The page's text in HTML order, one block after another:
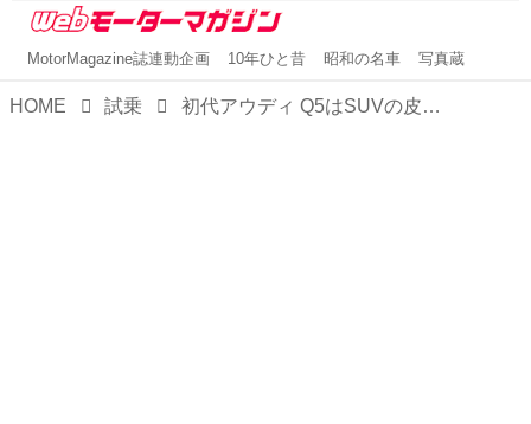
MotorMagazine誌連動企画 10年ひと昔 昭和の名車 写真蔵
HOME 試乗 初代アウディ Q5はSUVの皮を被ったスポーツカーだった【ヒットの法則469】